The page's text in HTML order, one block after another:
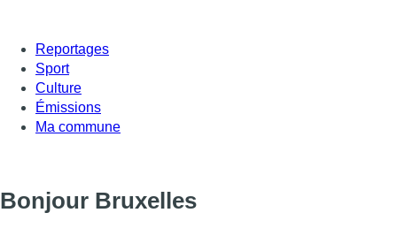
Reportages
Sport
Culture
Émissions
Ma commune
Bonjour Bruxelles